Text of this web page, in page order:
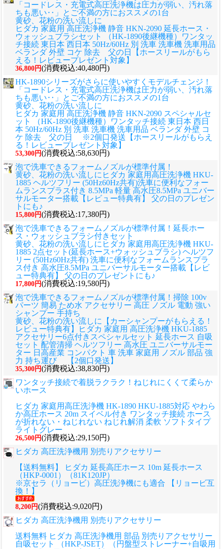
「コードレス・充電式高圧洗浄機は圧力が弱い、汚れ落
ちも悪い‥」とご不満の方におススメの1台
黄砂、花粉の洗い流しに
ヒダカ 家庭用 高圧洗浄機 静音 HKN-2090 延長ホース・
ウォッシュブラシセット （HK-1890後継機種）ワンタッ
チ接続 東日本 西日本 50Hz/60Hz 別 洗車 洗車機 洗車用品
ベランダ 外壁 コケ 除去 父の日【ホースリールがもら
える！レビュープレゼント対象】
36,800円(消費税込:40,480円)
HK-1890シリーズがさらに使いやすくモデルチェンジ！
「コードレス・充電式高圧洗浄機は圧力が弱い、汚れ落
ちも悪い‥」とご不満の方におススメの1台
黄砂、花粉の洗い流しに
ヒダカ 家庭用 高圧洗浄機 静音 HKN-2090 スペシャルセ
ット （HK-1890後継機種）ワンタッチ接続 東日本 西日
本 50Hz/60Hz 別 洗車 洗車機 洗車用品 ベランダ 外壁 コ
ケ 除去 父の日 ※2個口発送【ホースリールがもらえ
る！レビュープレゼント対象】
53,300円(消費税込:58,630円)
泡で洗車できるフォームノズルが標準付属！
黄砂、花粉の洗い流しに ヒダカ 家庭用高圧洗浄機 HKU-
1885 ヘルツフリー (50Hz60Hz共有)洗車に便利なフォー
ムランスプラス付き 8.5MPa 軽量 高水圧8.5MPa ユニバー
サルモーター搭載【レビュー特典有】 父の日のプレゼン
トにも♪
15,800円(消費税込:17,380円)
泡で洗車できるフォームノズルが標準付属！延長ホー
ス・ウォッシュブラシ付きセット
黄砂、花粉の洗い流しに ヒダカ 家庭用高圧洗浄機 HKU-
1885 2点セット(延長ホース+ウォッシュブラシ) ヘルツフ
リー (50Hz60Hz共有) 洗車に便利なフォームランスプラ
ス付き 高水圧8.5MPa ユニバーサルモーター搭載【レビ
ュー特典有】 父の日のプレゼントにも♪
17,800円(消費税込:19,580円)
泡で洗車できるフォームノズルが標準付属！掃除 100v
パーツ 簡易 ため水 アクセサリー 高圧 ノズル 電動 強い
シャンプー 手持ち
黄砂、花粉の洗い流しに
【カーシャンプーがもらえる！
レビュー特典有】ヒダカ 家庭用 高圧洗浄機 HKU-1885
アクセサリー6点付きスペシャルセット 延長ホース 自吸
セット 配管清掃 ヘルツフリー 高水圧 ユニバーサルモー
ター 日高産業 コンパクト 車 洗車 家庭用 ノズル 部品 強
力 持ち運び 【2個口発送】
35,300円(消費税込:38,830円)
ワンタッチ接続で着脱ラクラク！ねじれにくくて柔らか
いホース
ヒダカ 家庭用高圧洗浄機 HK-1890 HKU-1885対応 やわら
か高圧ホース 20m スイベル付き ワンタッチ接続 ホース
が折れない・ねじれない ねじれ解消 柔軟 ソフトタイプ
ライトグレー
26,500円(消費税込:29,150円)
ヒダカ 高圧洗浄機用 別売りアクセサリー
【送料無料】 ヒダカ 延長高圧ホース 10m 延長ホース
（HKP-0001）（81K120JP）
※京セラ（リョービ）高圧洗浄機にも適合 【リョービ互
換！】
8,200円(消費税込:9,020円)
ヒダカ 高圧洗浄機用 別売りアクセサリー
送料無料 ヒダカ 高圧洗浄機用 部品 別売りアクセサリー
自吸セット （HKP-JSET）（円盤型ストレーナー+自吸用